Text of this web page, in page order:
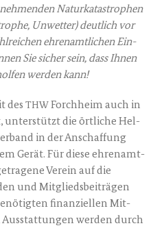
Natur­ka­ta­stro­phen
Unwet­ter) deut­lich vor
ehren­amt­li­chen Ein­
Sie sicher sein, dass Ihnen
wer­den kann!
des THWForch­heim auch in
unter­stützt die ört­li­che Hel­
in der Anschaf­fung
Gerät. Für die­se ehren­amt­
Ver­ein auf die
und Mit­glieds­bei­trä­gen
finan­zi­el­len Mit­
wer­den durch